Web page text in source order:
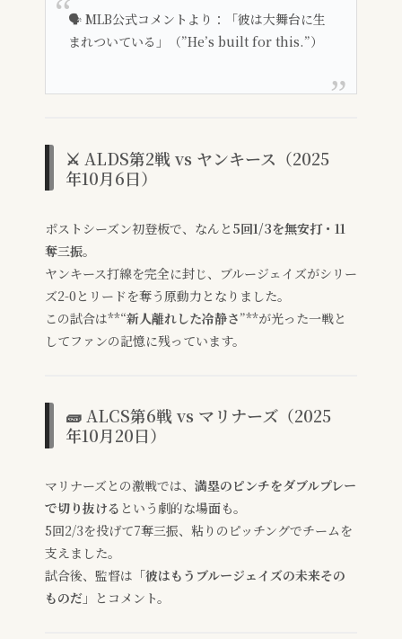
🗣️ MLB公式コメントより：「彼は大舞台に生
まれついている」（”He’s built for this.”）
⚔️ ALDS第2戦 vs ヤンキース（2025
年10月6日）
ポストシーズン初登板で、なんと 5回1/3を無安打・11
奪三振。
ヤンキース打線を完全に封じ、ブルージェイズがシリー
ズ2-0とリードを奪う原動力となりました。
この試合は**“新人離れした冷静さ”**が光った一戦と
してファンの記憶に残っています。
🧱 ALCS第6戦 vs マリナーズ（2025
年10月20日）
マリナーズとの激戦では、 満塁のピンチをダブルプレー
で切り抜ける という劇的な場面も。
5回2/3を投げて7奪三振、粘りのピッチングでチームを
支えました。
試合後、監督は 「彼はもうブルージェイズの未来その
ものだ」 とコメント。